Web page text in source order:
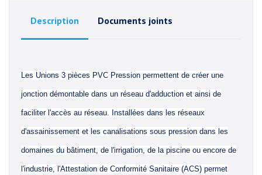
Description Documents joints
Les Unions 3 pièces PVC Pression permettent de créer une
jonction démontable dans un réseau d'adduction et ainsi de
faciliter l'accès au réseau. Installées dans les réseaux
d'assainissement et les canalisations sous pression dans les
domaines du bâtiment, de l'irrigation, de la piscine ou encore de
l'industrie, l'Attestation de Conformité Sanitaire (ACS) permet